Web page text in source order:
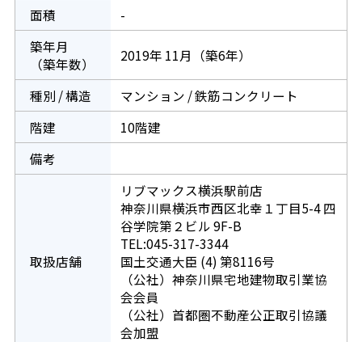
面積
-
築年月
（築年数）
2019年 11月（築6年）
種別 / 構造
マンション / 鉄筋コンクリート
階建
10階建
備考
取扱店舗
リブマックス横浜駅前店
神奈川県横浜市西区北幸１丁目5-4 四
谷学院第２ビル 9F-B
TEL:045-317-3344
国土交通大臣 (4) 第8116号
（公社）神奈川県宅地建物取引業協
会会員
（公社）首都圏不動産公正取引協議
会加盟